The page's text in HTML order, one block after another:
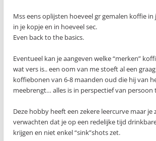
Mss eens oplijsten hoeveel gr gemalen koffie in
in je kopje en in hoeveel sec.
Even back to the basics.
Eventueel kan je aangeven welke “merken”
wat vers is.. een oom van me stoeft al een
koffiebonen van 6-8 maanden oud die hij van
meebrengt… alles is in perspectief van
Deze hobby heeft een zekere leercurve maar je
verwachten dat je op een redelijke tijd
krijgen en niet enkel “sink”shots zet.